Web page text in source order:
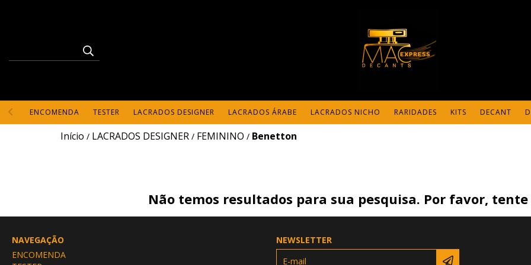
ENCOMENDA TESTER LACRADOS DESIGNER LACRADOS ÁRABE LACRADOS NICHO RARIDADES KITS DECANT
Início / LACRADOS DESIGNER / FEMININO / Benetton
Não temos resultados para sua pesquisa. Por favor,
NAVEGAÇÃO
ENCOMENDA
NEWSLETTER